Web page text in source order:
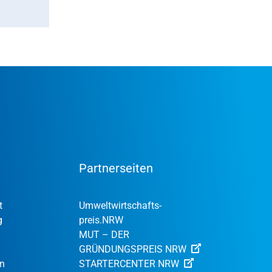
Partnerseiten
Umweltwirtschafts­
preis.NRW
MUT – DER
GRÜNDUNGSPREIS NRW
STARTERCENTER NRW